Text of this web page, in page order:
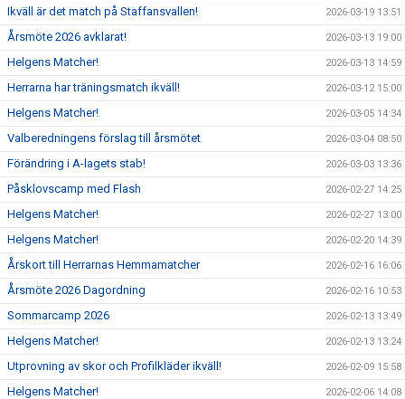
Ikväll är det match på Staffansvallen! 2026-03-19 13:51
Årsmöte 2026 avklarat! 2026-03-13 19:00
Helgens Matcher! 2026-03-13 14:59
Herrarna har träningsmatch ikväll! 2026-03-12 15:00
Helgens Matcher! 2026-03-05 14:34
Valberedningens förslag till årsmötet 2026-03-04 08:50
Förändring i A-lagets stab! 2026-03-03 13:36
Påsklovscamp med Flash 2026-02-27 14:25
Helgens Matcher! 2026-02-27 13:00
Helgens Matcher! 2026-02-20 14:39
Årskort till Herrarnas Hemmamatcher 2026-02-16 16:06
Årsmöte 2026 Dagordning 2026-02-16 10:53
Sommarcamp 2026 2026-02-13 13:49
Helgens Matcher! 2026-02-13 13:24
Utprovning av skor och Profilkläder ikväll! 2026-02-09 15:58
Helgens Matcher! 2026-02-06 14:08